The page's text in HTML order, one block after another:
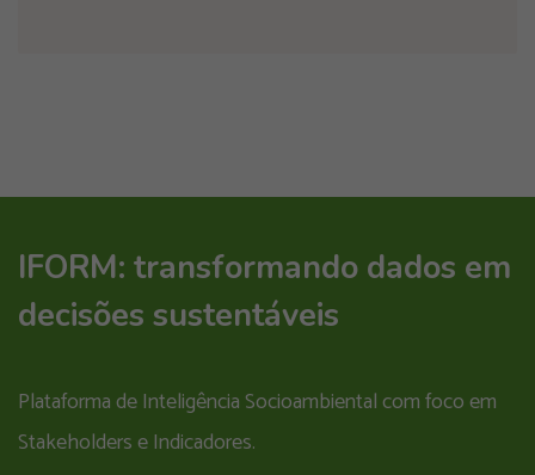
IFORM: transformando dados em
decisões sustentáveis
Plataforma de Inteligência Socioambiental com foco em
Stakeholders e Indicadores.